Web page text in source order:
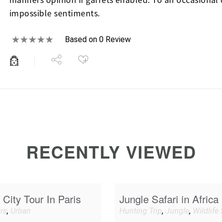
impossible sentiments.
Based on 0 Review
RECENTLY VIEWED
Tour In Paris
, Urban
Jungle Safari in Africa
Hunting Trip, Jungle, Wildlife